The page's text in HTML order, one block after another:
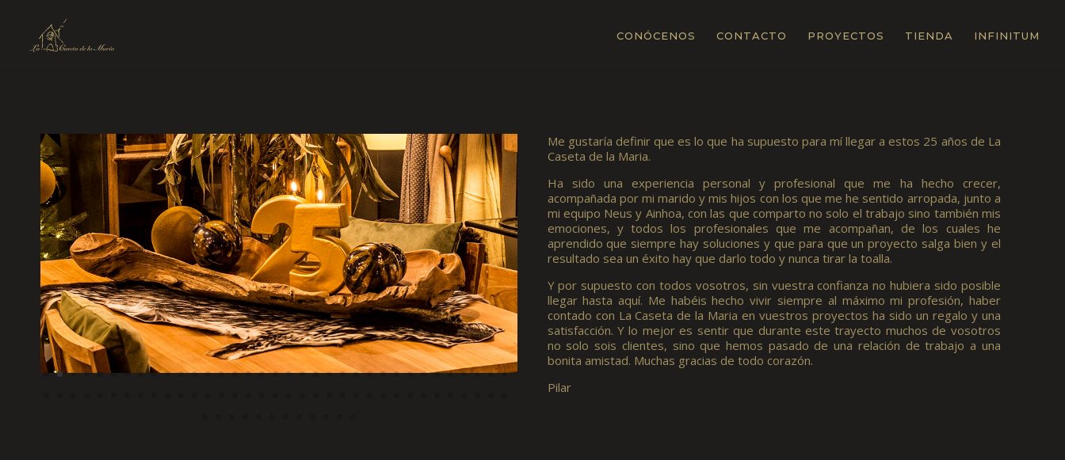
CONÓCENOS CONTACTO PROYECTOS TIENDA INFINITUM
Me gustaría definir que es lo que ha supuesto para mí llegar a estos 25 años de La
Caseta de la Maria.
Ha sido una experiencia personal y profesional que me ha hecho crecer,
acompañada por mi marido y mis hijos con los que me he sentido arropada, junto a
mi equipo Neus y Ainhoa, con las que comparto no solo el trabajo sino también mis
emociones, y todos los profesionales que me acompañan, de los cuales he
aprendido que siempre hay soluciones y que para que un proyecto salga bien y el
resultado sea un éxito hay que darlo todo y nunca tirar la toalla.
Y por supuesto con todos vosotros, sin vuestra confianza no hubiera sido posible
llegar hasta aquí. Me habéis hecho vivir siempre al máximo mi profesión, haber
contado con La Caseta de la Maria en vuestros proyectos ha sido un regalo y una
satisfacción. Y lo mejor es sentir que durante este trayecto muchos de vosotros
no solo sois clientes, sino que hemos pasado de una relación de trabajo a una
bonita amistad. Muchas gracias de todo corazón.
Pilar